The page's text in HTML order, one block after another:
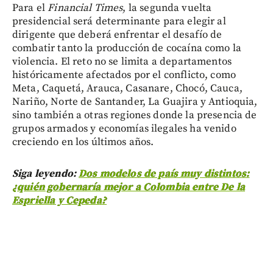
Para elFinancial Times, la segunda vuelta
presidencial será determinante para elegir al
dirigente que deberá enfrentar el desafío de
combatir tanto la producción de cocaína como la
violencia. El reto no se limita a departamentos
históricamente afectados por el conflicto, como
Meta, Caquetá, Arauca, Casanare, Chocó, Cauca,
Nariño, Norte de Santander, La Guajira y Antioquia,
sino también a otras regiones donde la presencia de
grupos armados y economías ilegales ha venido
creciendo en los últimos años.
Siga leyendo:Dos modelos de país muy distintos:
¿quién gobernaría mejor a Colombia entre De la
Espriella y Cepeda?